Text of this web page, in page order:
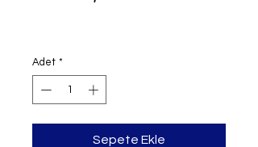
Adet *
Sepete Ekle